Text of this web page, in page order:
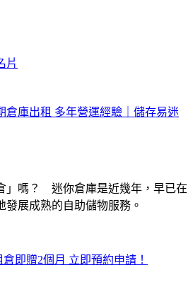
片
倉庫出租 多年營運經驗｜儲存易迷
」嗎？ 迷你倉庫是近幾年，早已在
展成熟的自助儲物服務。
即贈2個月 立即預約申請！